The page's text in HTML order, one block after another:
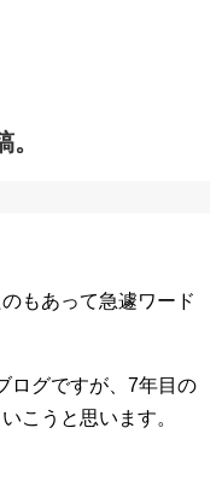
もあって急遽ワード
ログですが、7年目の
こうと思います。